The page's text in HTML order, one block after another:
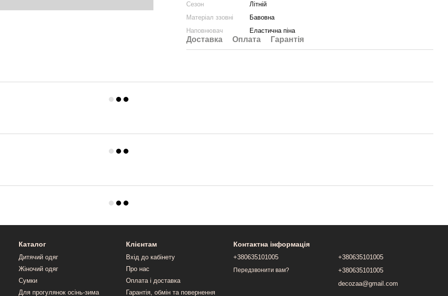
Сезон
Літній
Матеріал ззовні
Бавовна
Наповнювач
Еластична піна
Доставка Оплата Гарантія
Каталог
Дитячий одяг
Жіночий одяг
Сумки
Для прогулянок осінь-зима
Клієнтам
Вхід до кабінету
Про нас
Оплата і доставка
Гарантія, обмін та повернення
Контактна інформація
+380635101005
Передзвонити вам?
+380635101005
+380635101005
decozaa@gmail.com